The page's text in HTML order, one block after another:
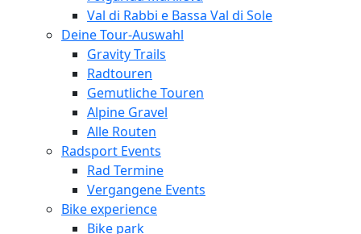
Val di Rabbi e Bassa Val di Sole
Deine Tour-Auswahl
Gravity Trails
Radtouren
Gemutliche Touren
Alpine Gravel
Alle Routen
Radsport Events
Rad Termine
Vergangene Events
Bike experience
Bike park